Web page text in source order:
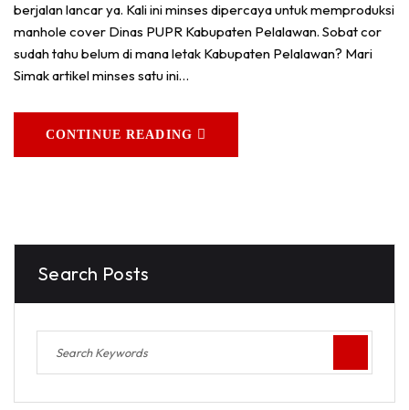
berjalan lancar ya. Kali ini minses dipercaya untuk memproduksi
manhole cover Dinas PUPR Kabupaten Pelalawan. Sobat cor
sudah tahu belum di mana letak Kabupaten Pelalawan? Mari
Simak artikel minses satu ini…
CONTINUE READING
Search Posts